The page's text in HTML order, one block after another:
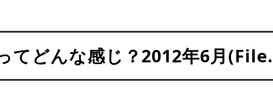
てどんな感じ？2012年6月